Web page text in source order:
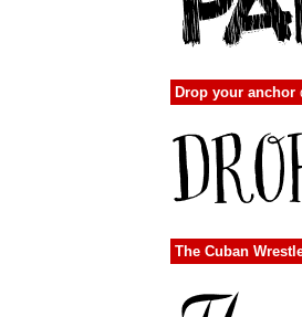
Drop your anchor
The Cuban